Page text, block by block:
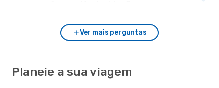
Ver mais perguntas
Planeie a sua viagem